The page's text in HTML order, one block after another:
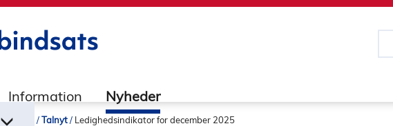
Information Nyheder
Nyheder Talnyt Ledighedsindikator for december 2025